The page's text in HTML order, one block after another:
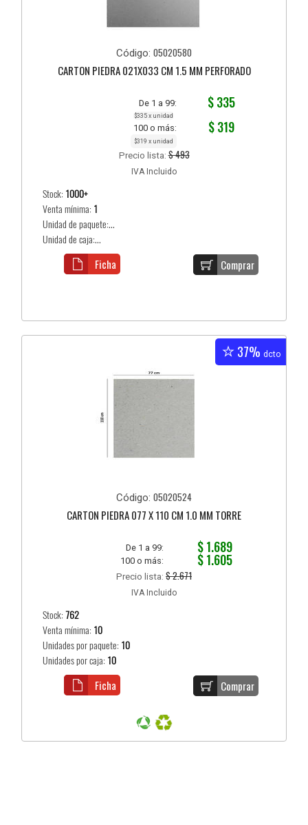
Código: 05020580
CARTON PIEDRA 021X033 CM 1.5 MM PERFORADO
De 1 a 99: $ 335
$335 x unidad
100 o más: $ 319
$319 x unidad
Precio lista:$ 493
IVA Incluido
Stock: 1000+
Venta mínima: 1
Unidad de paquete:...
Unidad de caja:...
Comprar
Ficha
37% dcto
Código: 05020524
CARTON PIEDRA 077 X 110 CM 1.0 MM TORRE
De 1 a 99: $ 1.689
100 o más: $ 1.605
Precio lista: $ 2.671
IVA Incluido
Stock:762
Venta mínima: 10
Unidades por paquete: 10
Unidades por caja: 10
Comprar
Ficha